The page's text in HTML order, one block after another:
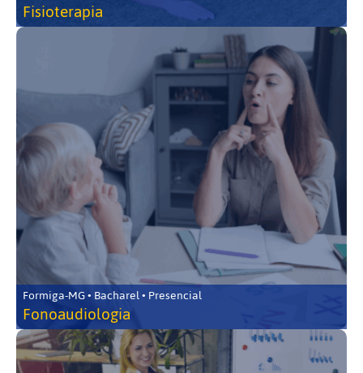
Fisioterapia
Formiga-MG • Bacharel • Presencial
Fonoaudiologia